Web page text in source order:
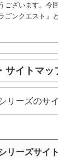
ございます。今
ゴンクエスト』
ンクエスト』
サイトマッ
ーズのサ
リーズサイ